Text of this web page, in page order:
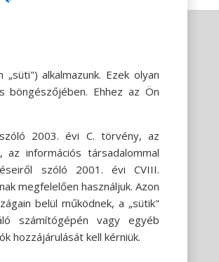
alkalmazunk. Ezek olyan
böngészőjében. Ehhez az Ön
2003. évi C. törvény, az
az információs társadalommal
szóló 2001. évi CVIII.
megfelelően használjuk. Azon
belül működnek, a „sütik"
számítógépén vagy egyéb
hozzájárulását kell kérniük.